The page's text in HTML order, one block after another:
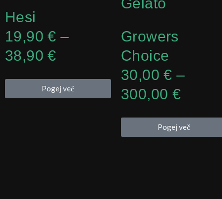
Hesi
19,90€ –
38,90€
Cenovni
19,90 €
Pogej več
Growers
Choice
30,00€ –
300,00 €
Pogej več